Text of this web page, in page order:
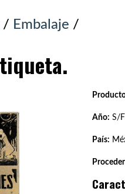
/ Embalaje /
Año: S/F
País: